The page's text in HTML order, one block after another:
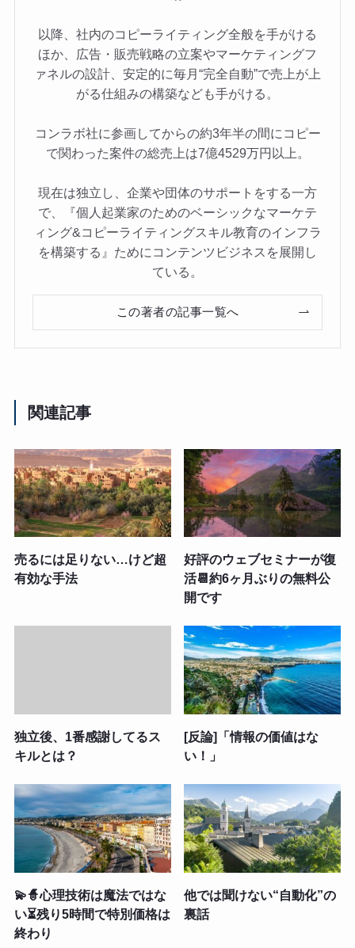
以降、社内のコピーライティング全般を手がける
ほか、広告・販売戦略の立案やマーケティングフ
ァネルの設計、安定的に毎月“完全自動”で売上が上
がる仕組みの構築なども手がける。
コンラボ社に参画してからの約3年半の間にコピー
で関わった案件の総売上は7億4529万円以上。
現在は独立し、企業や団体のサポートをする一方
で、『個人起業家のためのベーシックなマーケテ
ィング&コピーライティングスキル教育のインフラ
を構築する』ためにコンテンツビジネスを展開し
ている。
この著者の記事一覧へ
関連記事
売るには足りない…けど超
有効な手法
好評のウェブセミナーが復
活📆約6ヶ月ぶりの無料公
開です
独立後、1番感謝してるス
キルとは？
[反論]「情報の価値はな
い！」
💫🧙心理技術は魔法ではな
い⏳残り5時間で特別価格は
終わり
他では聞けない“自動化”の
裏話